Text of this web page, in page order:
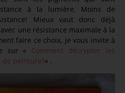
à la lumière. Moins de
Mieux vaut donc déjà
une résistance maximale à la
faire ce choix, je vous invite à
sur « Comment décrypter les
peinture?« .